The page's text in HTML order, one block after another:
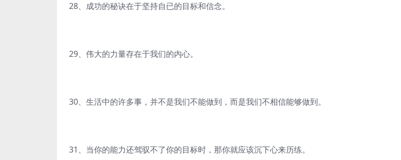
28、成功的秘诀在于坚持自已的目标和信念。
29、伟大的力量存在于我们的内心。
30、生活中的许多事，并不是我们不能做到，而是我们不相信能够做到。
31、当你的能力还驾驭不了你的目标时，那你就应该沉下心来历练。